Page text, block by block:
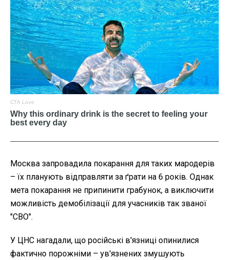
Москва запровадила покарання для таких мародерів
– їх планують відправляти за ґрати на 6 років. Однак
мета покарання не припинити грабунок, а виключити
можливість демобілізації для учасників так званої
"СВО".
У ЦНС нагадали, що російські в'язниці опинилися
фактично порожніми – ув'язнених змушують